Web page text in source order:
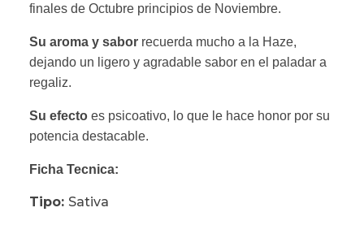
finales de Octubre principios de Noviembre.
Su aroma y sabor recuerda mucho a la Haze,
dejando un ligero y agradable sabor en el paladar a
regaliz.
Su efecto es psicoativo, lo que le hace honor por su
potencia destacable.
Ficha Tecnica:
Tipo: Sativa